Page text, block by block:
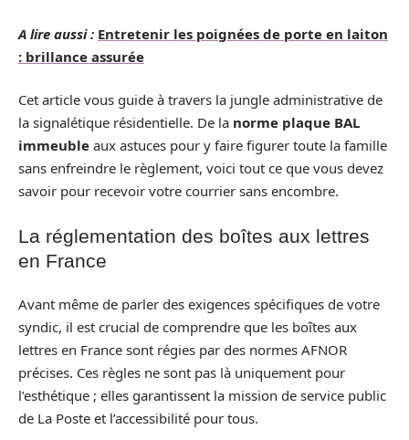
A lire aussi : Entretenir les poignées de porte en laiton
: brillance assurée
Cet article vous guide à travers la jungle administrative de
la signalétique résidentielle. De la norme plaque BAL
immeuble aux astuces pour y faire figurer toute la famille
sans enfreindre le règlement, voici tout ce que vous devez
savoir pour recevoir votre courrier sans encombre.
La réglementation des boîtes aux lettres
en France
Avant même de parler des exigences spécifiques de votre
syndic, il est crucial de comprendre que les boîtes aux
lettres en France sont régies par des normes AFNOR
précises. Ces règles ne sont pas là uniquement pour
l’esthétique ; elles garantissent la mission de service public
de La Poste et l’accessibilité pour tous.